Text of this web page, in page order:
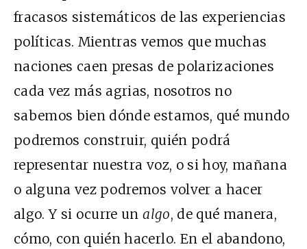
fracasos sistemáticos de las experiencias
políticas. Mientras vemos que muchas
naciones caen presas de polarizaciones
cada vez más agrias, nosotros no
sabemos bien dónde estamos, qué mundo
podremos construir, quién podrá
representar nuestra voz, o si hoy, mañana
o alguna vez podremos volver a hacer
algo. Y si ocurre unalgo, de qué manera,
cómo, con quién hacerlo. En el abandono,